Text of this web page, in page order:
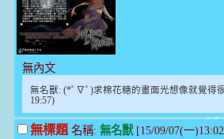
無內文
無名獸: (*ﾟ∇ﾟ)求棉花糖的畫面光想像就覺得
19:57)
無標題名稱: 無名獸[15/09/07(一